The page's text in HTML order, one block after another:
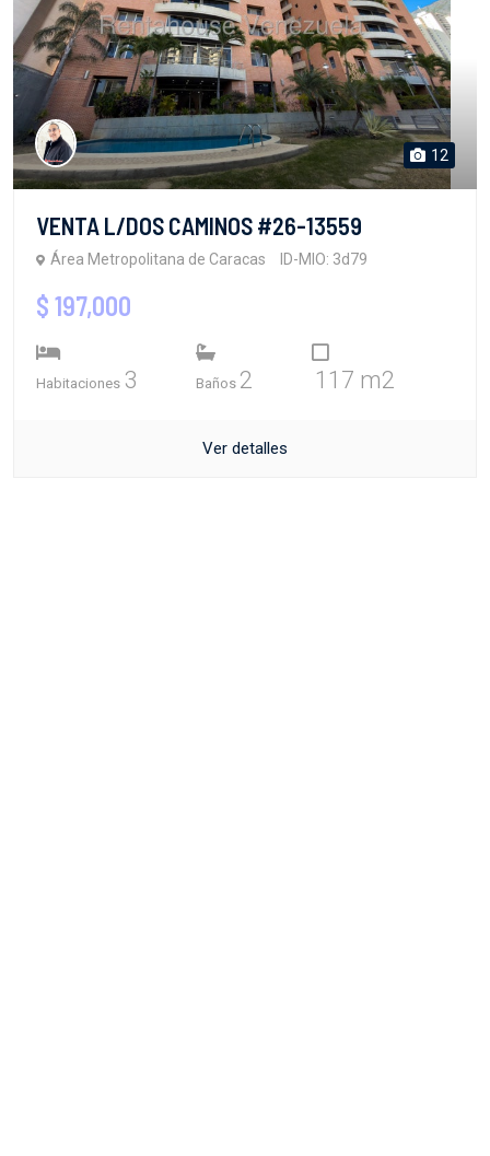
12
VENTA L/DOS CAMINOS #26-13559
Área Metropolitana de Caracas ID-MIO: 3d79
$ 197,000
Habitaciones 3 Baños 2 117 m2
Ver detalles